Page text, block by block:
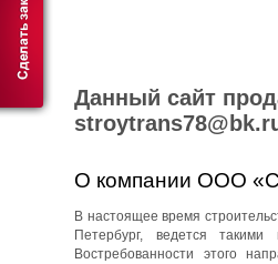
Данный сайт
О компании ООО
В настоящее время
Петербург, ведется
Востребованности этого